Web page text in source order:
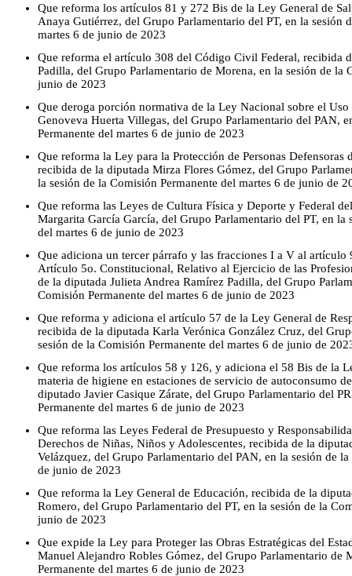
Que reforma los artículos 81 y 272 Bis de la Ley General de
Anaya Gutiérrez, del Grupo Parlamentario del PT, en la sesión
martes 6 de junio de 2023
Que reforma el artículo 308 del Código Civil Federal, recibida
Padilla, del Grupo Parlamentario de Morena, en la sesión de la
junio de 2023
Que deroga porción normativa de la Ley Nacional sobre el
Genoveva Huerta Villegas, del Grupo Parlamentario del PAN,
Permanente del martes 6 de junio de 2023
Que reforma la Ley para la Protección de Personas Defensoras
recibida de la diputada Mirza Flores Gómez, del Grupo
la sesión de la Comisión Permanente del martes 6 de junio de
Que reforma las Leyes de Cultura Física y Deporte y Federal
Margarita García García, del Grupo Parlamentario del PT, en la
del martes 6 de junio de 2023
Que adiciona un tercer párrafo y las fracciones I a V al artículo
Artículo 5o. Constitucional, Relativo al Ejercicio de las
de la diputada Julieta Andrea Ramírez Padilla, del Grupo
Comisión Permanente del martes 6 de junio de 2023
Que reforma y adiciona el artículo 57 de la Ley General de
recibida de la diputada Karla Verónica González Cruz, del
sesión de la Comisión Permanente del martes 6 de junio de
Que reforma los artículos 58 y 126, y adiciona el 58 Bis de la
materia de higiene en estaciones de servicio de autoconsumo
diputado Javier Casique Zárate, del Grupo Parlamentario del
Permanente del martes 6 de junio de 2023
Que reforma las Leyes Federal de Presupuesto y
Derechos de Niñas, Niños y Adolescentes, recibida de la
Velázquez, del Grupo Parlamentario del PAN, en la sesión de
de junio de 2023
Que reforma la Ley General de Educación, recibida de la
Romero, del Grupo Parlamentario del PT, en la sesión de la
junio de 2023
Que expide la Ley para Proteger las Obras Estratégicas del
Manuel Alejandro Robles Gómez, del Grupo Parlamentario de
Permanente del martes 6 de junio de 2023